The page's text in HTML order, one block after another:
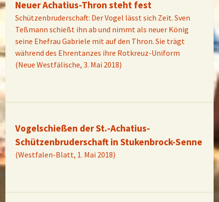
Neuer Achatius-Thron steht fest
Schützenbruderschaft: Der Vogel lässt sich Zeit. Sven
Teßmann schießt ihn ab und nimmt als neuer König
seine Ehefrau Gabriele mit auf den Thron. Sie trägt
während des Ehrentanzes ihre Rotkreuz-Uniform
(Neue Westfälische, 3. Mai 2018)
Vogelschießen der St.-Achatius-
Schützenbruderschaft in Stukenbrock-Senne
(Westfalen-Blatt, 1. Mai 2018)